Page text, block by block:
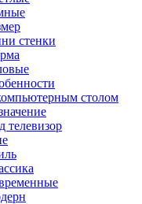
стенки
столом
телевизор